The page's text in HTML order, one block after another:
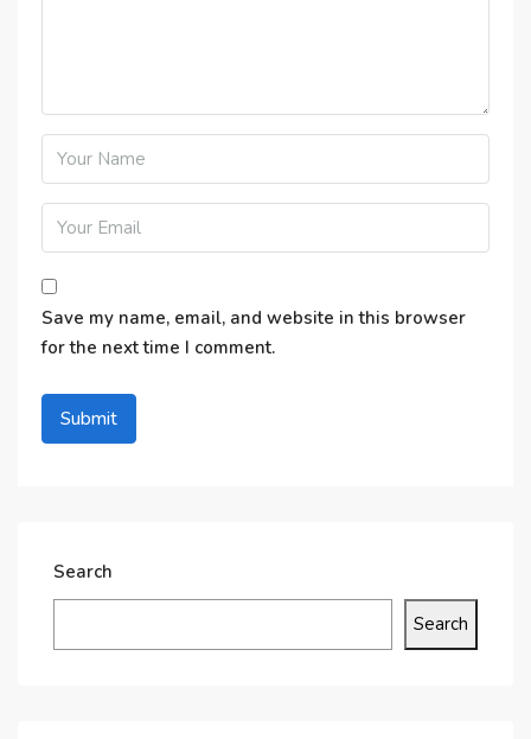
Save my name, email, and website in this browser
for the next time I comment.
Search
Search